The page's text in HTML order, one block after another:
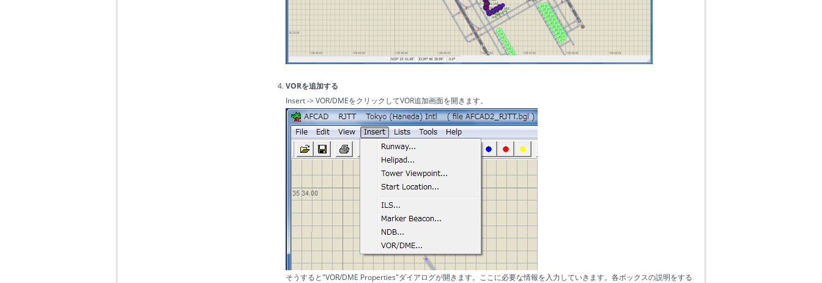
VORを追加する
Insert -> VOR/DMEをクリックしてVOR追加画面を開きます。
そうすると"VOR/DME Properties"ダイアログが開きます。ここに必要な情報を入力していきます。各ボックスの説明をする